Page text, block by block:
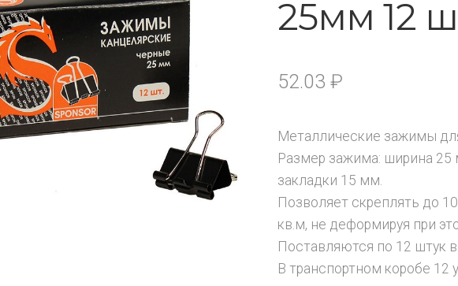
25мм 12
52.03₽
Металлические зажимы
Размер зажима: ширина 25
закладки 15 мм.
Позволяет скреплять до
кв.м, не деформируя при
Поставляются по 12 штук в
В транспортном коробе 12